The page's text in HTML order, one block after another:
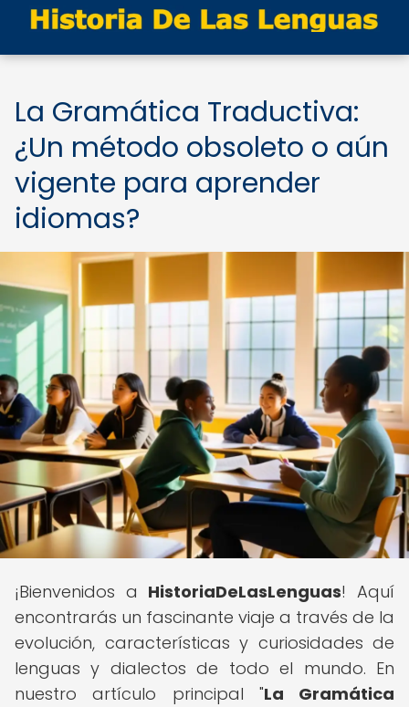
La Gramática Traductiva:
¿Un método obsoleto o aún
vigente para aprender
idiomas?
¡Bienvenidos a HistoriaDeLasLenguas! Aquí
encontrarás un fascinante viaje a través de la
evolución, características y curiosidades de
lenguas y dialectos de todo el mundo. En
nuestro artículo principal "La Gramática